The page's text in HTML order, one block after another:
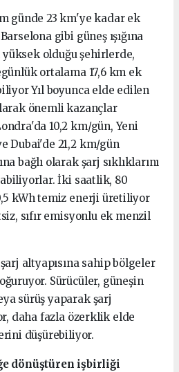
günde 23 km'ye kadar ek
gibi güneş ışığına
yüksek olduğu şehirlerde,
ortalama 17,6 km ek
Yıl boyunca elde edilen
önemli kazançlar
10,2 km/gün, Yeni
Dubai'de 21,2 km/gün
bağlı olarak şarj sıklıklarını
İki saatlik, 80
kWh temiz enerji üretiliyor
sıfır emisyonlu ek menzil
altyapısına sahip bölgeler
Sürücüler, güneşin
sürüş yaparak şarj
daha fazla özerklik elde
düşürebiliyor.
dönüştüren işbirliği